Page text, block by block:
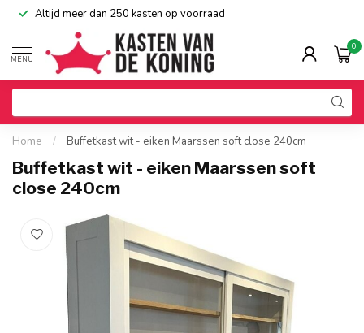
Altijd meer dan 250 kasten op voorraad
MENU
0
Home / Buffetkast wit - eiken Maarssen soft close 240cm
Buffetkast wit - eiken Maarssen soft
close 240cm